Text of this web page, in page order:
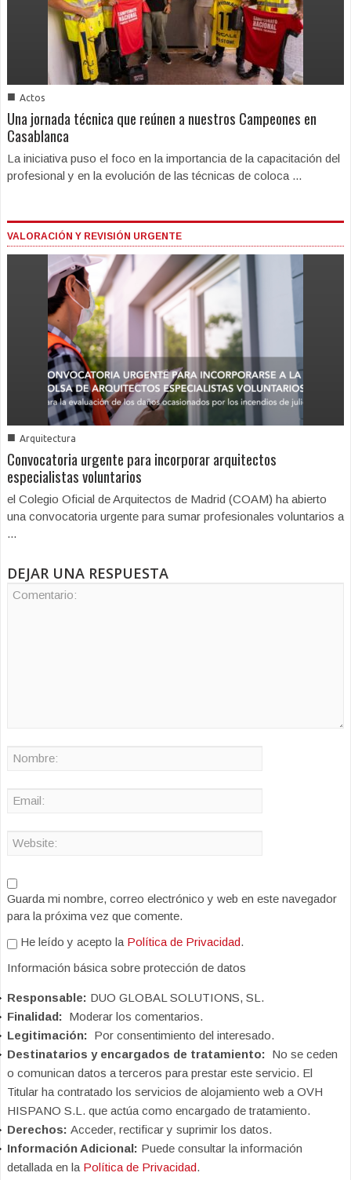
■ Actos
Una jornada técnica que reúnen a nuestros Campeones en
Casablanca
La iniciativa puso el foco en la importancia de la capacitación del
profesional y en la evolución de las técnicas de coloca ...
VALORACIÓN Y REVISIÓN URGENTE
■ Arquitectura
Convocatoria urgente para incorporar arquitectos
especialistas voluntarios
el Colegio Oficial de Arquitectos de Madrid (COAM) ha abierto
una convocatoria urgente para sumar profesionales voluntarios a
...
DEJAR UNA RESPUESTA
Guarda mi nombre, correo electrónico y web en este navegador
para la próxima vez que comente.
He leído y acepto la Política de Privacidad.
Información básica sobre protección de datos
Responsable: DUO GLOBAL SOLUTIONS, SL.
Finalidad: Moderar los comentarios.
Legitimación: Por consentimiento del interesado.
Destinatarios y encargados de tratamiento: No se ceden
o comunican datos a terceros para prestar este servicio. El
Titular ha contratado los servicios de alojamiento web a OVH
HISPANO S.L. que actúa como encargado de tratamiento.
Derechos: Acceder, rectificar y suprimir los datos.
Información Adicional: Puede consultar la información
detallada en la Política de Privacidad.